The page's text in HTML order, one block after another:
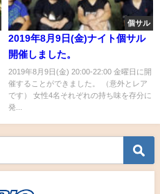
個サル
2019年8月9日(金)ナイト個サル
開催しました。
2019年8月9日(金) 20:00-22:00 金曜日に開
催することができました。 （意外とレア
です） 女性4名それぞれの持ち味を存分に
発...